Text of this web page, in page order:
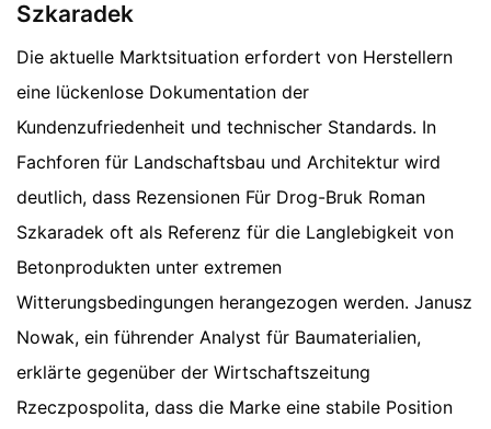
Szkaradek
Die aktuelle Marktsituation erfordert von Herstellern
eine lückenlose Dokumentation der
Kundenzufriedenheit und technischer Standards. In
Fachforen für Landschaftsbau und Architektur wird
deutlich, dass Rezensionen Für Drog-Bruk Roman
Szkaradek oft als Referenz für die Langlebigkeit von
Betonprodukten unter extremen
Witterungsbedingungen herangezogen werden. Janusz
Nowak, ein führender Analyst für Baumaterialien,
erklärte gegenüber der Wirtschaftszeitung
Rzeczpospolita, dass die Marke eine stabile Position